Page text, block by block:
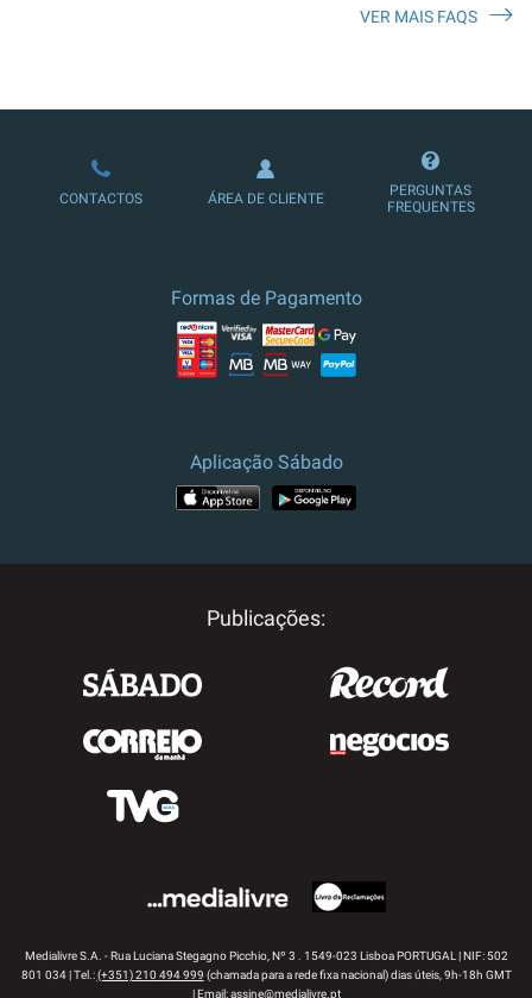
LOJA DE ASSINATURAS
VER MAIS FAQS
CONTACTOS ÁREA DE CLIENTE
PERGUNTAS
FREQUENTES
Formas de Pagamento
Aplicação Sábado
Publicações:
Medialivre S.A. - Rua Luciana Stegagno Picchio, Nº 3 . 1549-023 Lisboa PORTUGAL | NIF: 502
801 034 | Tel.:(+351) 210 494 999 (chamada para a rede fixa nacional) dias úteis, 9h-18h GMT
| Email:assine@medialivre.pt